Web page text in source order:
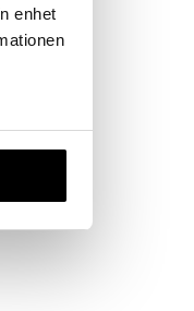
enhet